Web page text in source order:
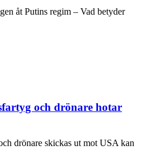
åt Putins regim – Vad betyder
och drönare hotar
drönare skickas ut mot USA kan